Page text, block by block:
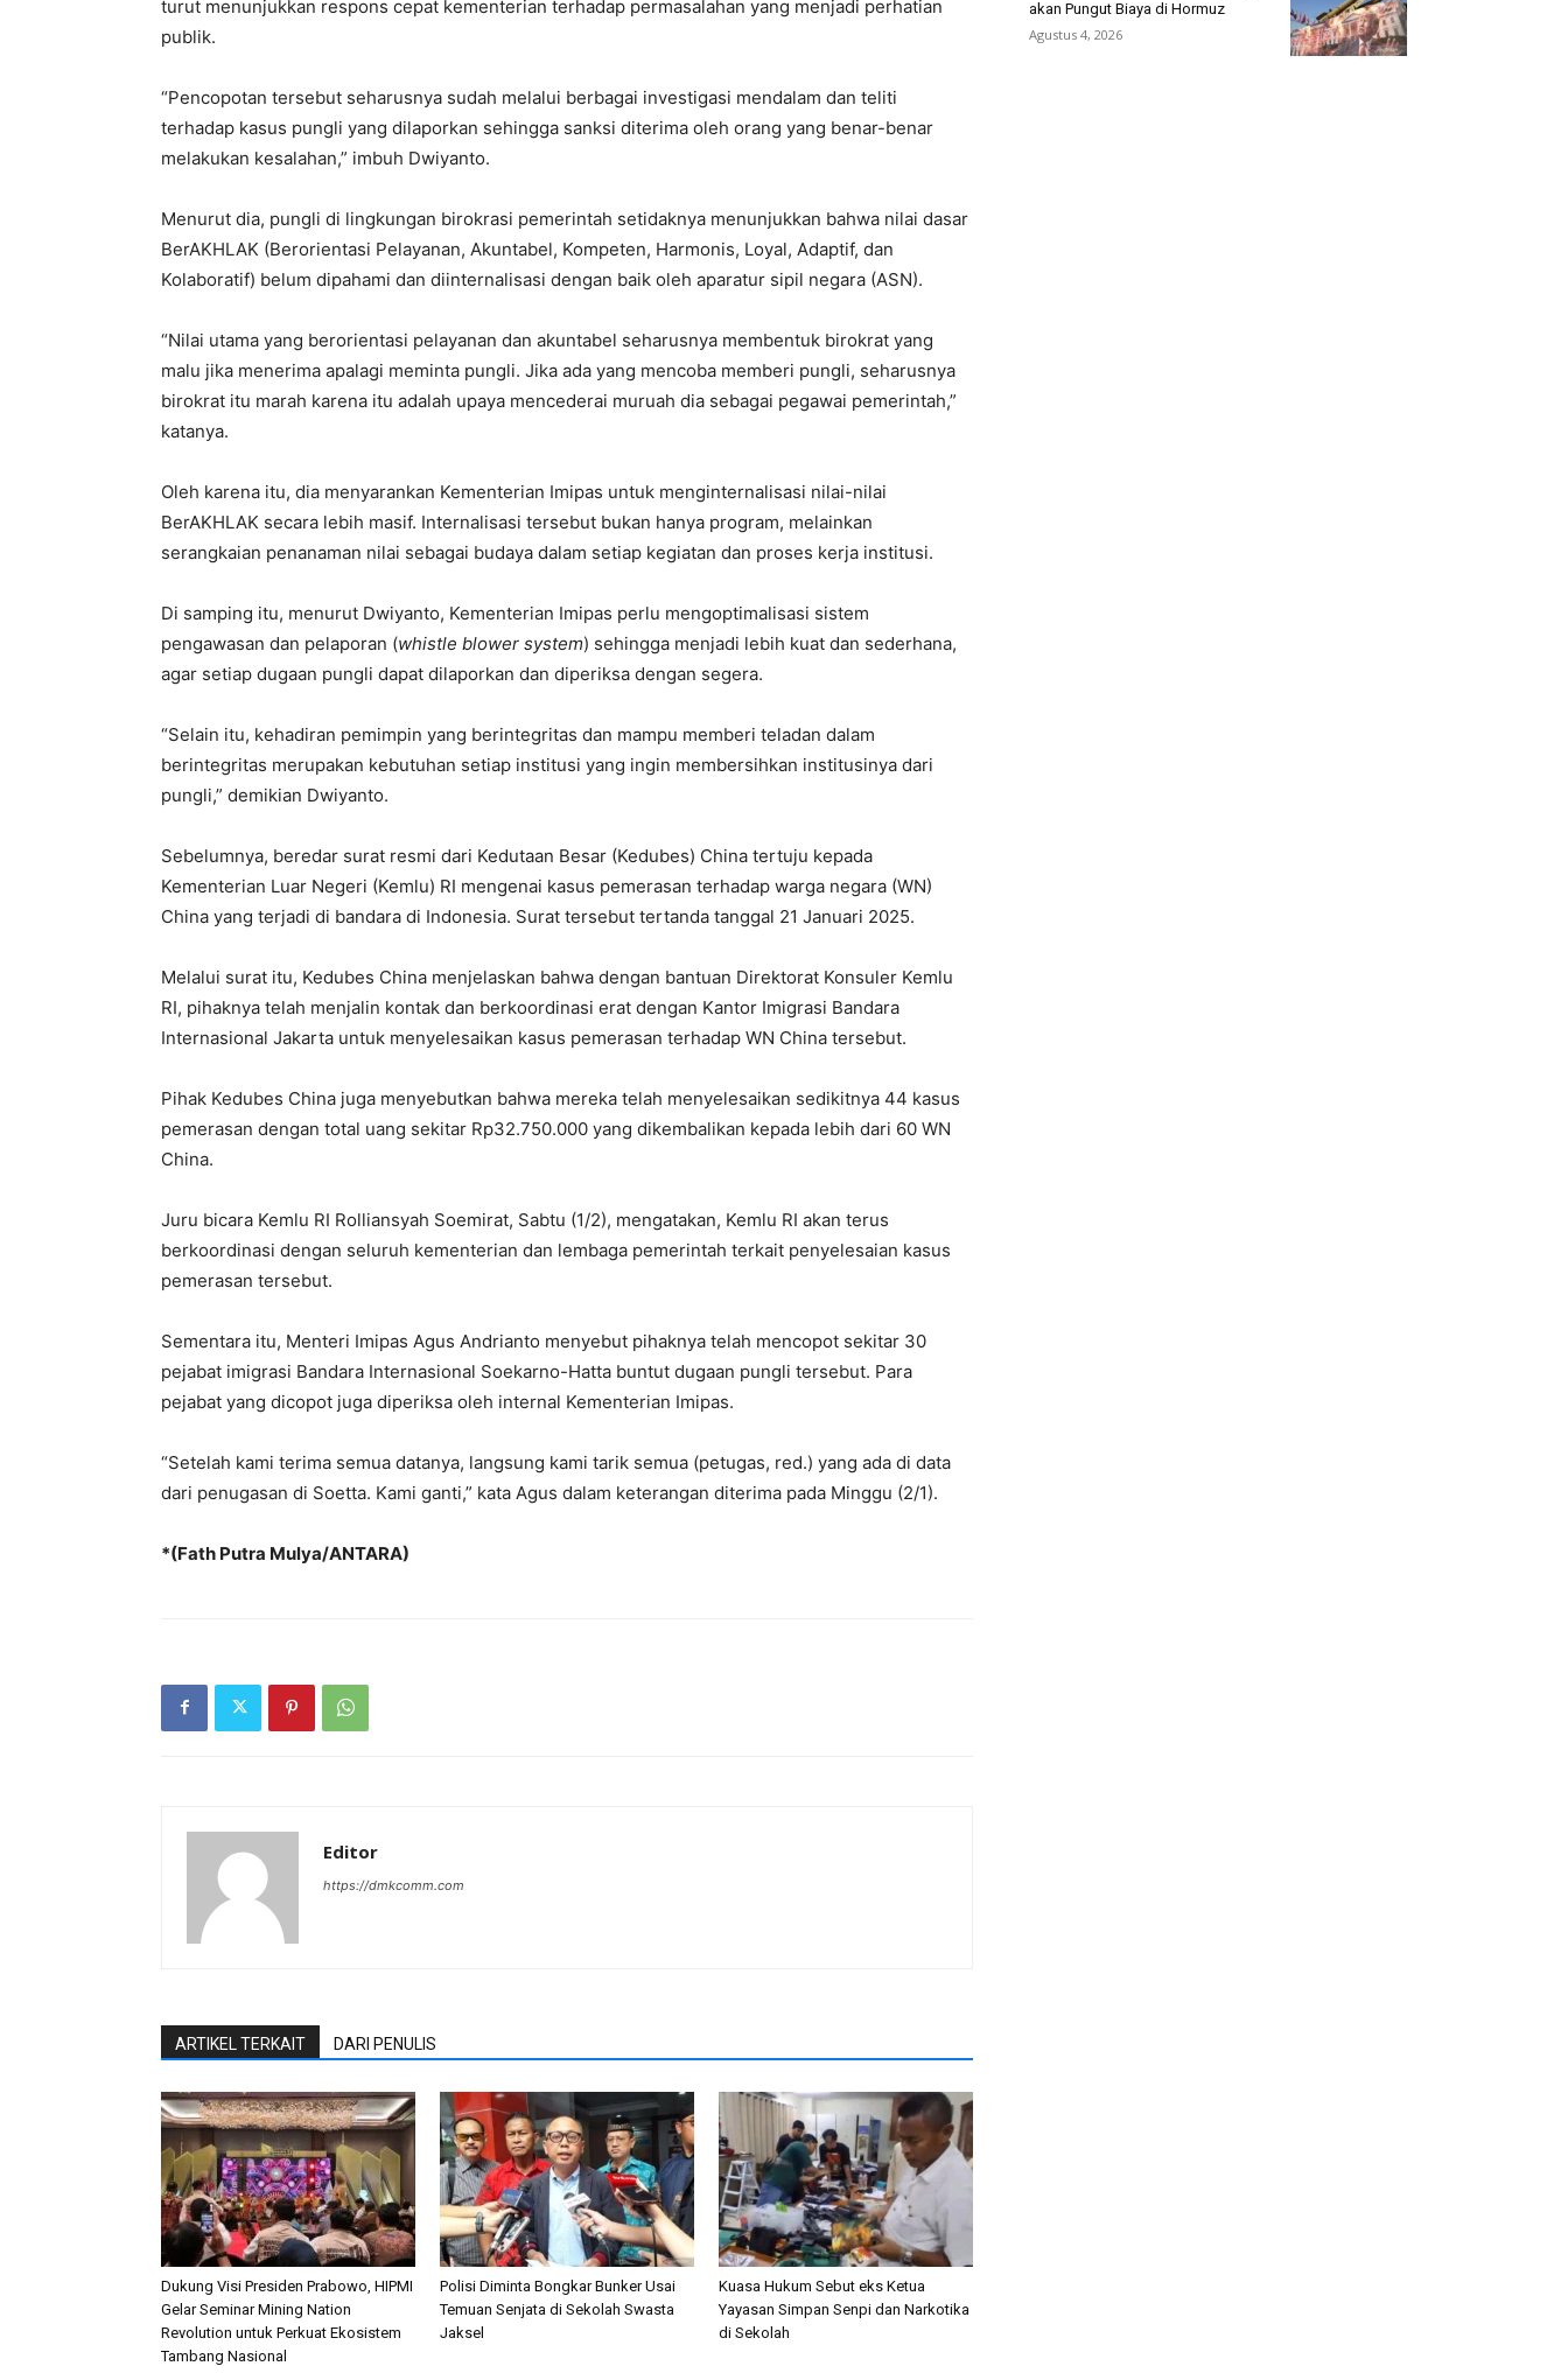
turut menunjukkan respons cepat kementerian terhadap permasalahan yang menjadi perhatian
publik.
“Pencopotan tersebut seharusnya sudah melalui berbagai investigasi mendalam dan teliti
terhadap kasus pungli yang dilaporkan sehingga sanksi diterima oleh orang yang benar-benar
melakukan kesalahan,” imbuh Dwiyanto.
Menurut dia, pungli di lingkungan birokrasi pemerintah setidaknya menunjukkan bahwa nilai dasar
BerAKHLAK (Berorientasi Pelayanan, Akuntabel, Kompeten, Harmonis, Loyal, Adaptif, dan
Kolaboratif) belum dipahami dan diinternalisasi dengan baik oleh aparatur sipil negara (ASN).
“Nilai utama yang berorientasi pelayanan dan akuntabel seharusnya membentuk birokrat yang
malu jika menerima apalagi meminta pungli. Jika ada yang mencoba memberi pungli, seharusnya
birokrat itu marah karena itu adalah upaya mencederai muruah dia sebagai pegawai pemerintah,”
katanya.
Oleh karena itu, dia menyarankan Kementerian Imipas untuk menginternalisasi nilai-nilai
BerAKHLAK secara lebih masif. Internalisasi tersebut bukan hanya program, melainkan
serangkaian penanaman nilai sebagai budaya dalam setiap kegiatan dan proses kerja institusi.
Di samping itu, menurut Dwiyanto, Kementerian Imipas perlu mengoptimalisasi sistem
pengawasan dan pelaporan (whistle blower system) sehingga menjadi lebih kuat dan sederhana,
agar setiap dugaan pungli dapat dilaporkan dan diperiksa dengan segera.
“Selain itu, kehadiran pemimpin yang berintegritas dan mampu memberi teladan dalam
berintegritas merupakan kebutuhan setiap institusi yang ingin membersihkan institusinya dari
pungli,” demikian Dwiyanto.
Sebelumnya, beredar surat resmi dari Kedutaan Besar (Kedubes) China tertuju kepada
Kementerian Luar Negeri (Kemlu) RI mengenai kasus pemerasan terhadap warga negara (WN)
China yang terjadi di bandara di Indonesia. Surat tersebut tertanda tanggal 21 Januari 2025.
Melalui surat itu, Kedubes China menjelaskan bahwa dengan bantuan Direktorat Konsuler Kemlu
RI, pihaknya telah menjalin kontak dan berkoordinasi erat dengan Kantor Imigrasi Bandara
Internasional Jakarta untuk menyelesaikan kasus pemerasan terhadap WN China tersebut.
Pihak Kedubes China juga menyebutkan bahwa mereka telah menyelesaikan sedikitnya 44 kasus
pemerasan dengan total uang sekitar Rp32.750.000 yang dikembalikan kepada lebih dari 60 WN
China.
Juru bicara Kemlu RI Rolliansyah Soemirat, Sabtu (1/2), mengatakan, Kemlu RI akan terus
berkoordinasi dengan seluruh kementerian dan lembaga pemerintah terkait penyelesaian kasus
pemerasan tersebut.
Sementara itu, Menteri Imipas Agus Andrianto menyebut pihaknya telah mencopot sekitar 30
pejabat imigrasi Bandara Internasional Soekarno-Hatta buntut dugaan pungli tersebut. Para
pejabat yang dicopot juga diperiksa oleh internal Kementerian Imipas.
“Setelah kami terima semua datanya, langsung kami tarik semua (petugas, red.) yang ada di data
dari penugasan di Soetta. Kami ganti,” kata Agus dalam keterangan diterima pada Minggu (2/1).
*(Fath Putra Mulya/ANTARA)
Editor
https://dmkcomm.com
ARTIKEL TERKAIT DARI PENULIS
Dukung Visi Presiden Prabowo, HIPMI
Gelar Seminar Mining Nation
Revolution untuk Perkuat Ekosistem
Tambang Nasional
Polisi Diminta Bongkar Bunker Usai
Temuan Senjata di Sekolah Swasta
Jaksel
Kuasa Hukum Sebut eks Ketua
Yayasan Simpan Senpi dan Narkotika
di Sekolah
akan Pungut Biaya di Hormuz
Agustus 4, 2026